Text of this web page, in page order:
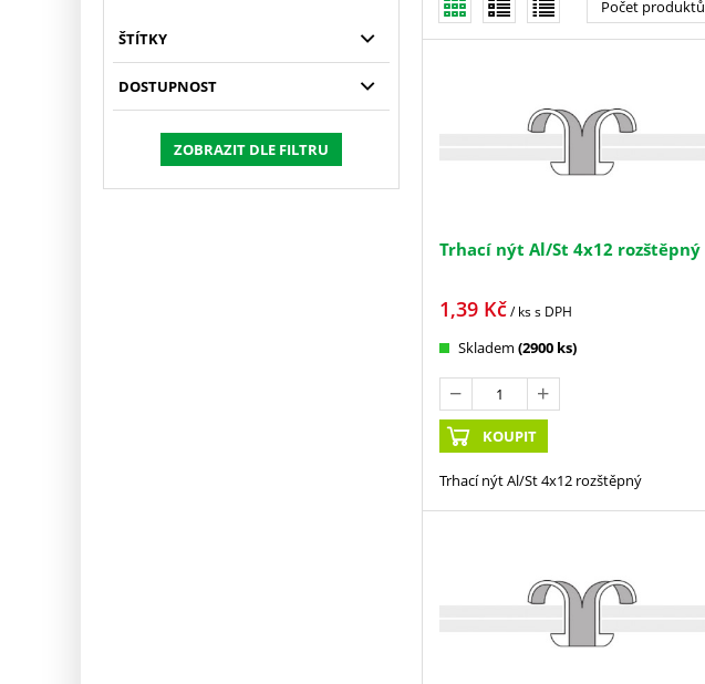
ŠTÍTKY
DOSTUPNOST
ZOBRAZIT DLE FILTRU
Počet produktů
Trhací nýt Al/St 4x12 rozštěpný
1,39Kč/ kss DPH
Skladem (2900 ks)
KOUPIT
Trhací nýt Al/St 4x12 rozštěpný